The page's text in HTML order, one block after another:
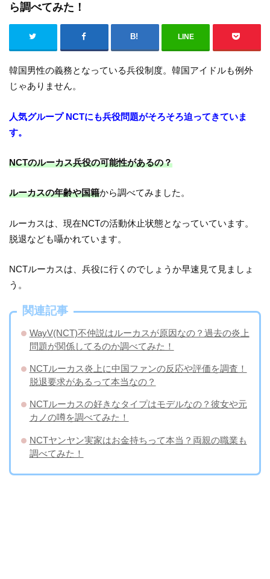
ら調べてみた！
LINE
韓国男性の義務となっている兵役制度。韓国アイドルも例外
じゃありません。
人気グループ NCTにも兵役問題がそろそろ迫ってきていま
す。
NCTのルーカス兵役の可能性があるの？
ルーカスの年齢や国籍から調べてみました。
ルーカスは、現在NCTの活動休止状態となっていています。
脱退なども囁かれています。
NCTルーカスは、兵役に行くのでしょうか早速見て見ましょ
う。
関連記事
WayV(NCT)不仲説はルーカスが原因なの？過去の炎上
問題が関係してるのか調べてみた！
NCTルーカス炎上に中国ファンの反応や評価を調査！
脱退要求があるって本当なの？
NCTルーカスの好きなタイプはモデルなの？彼女や元
カノの噂を調べてみた！
NCTヤンヤン実家はお金持ちって本当？両親の職業も
調べてみた！